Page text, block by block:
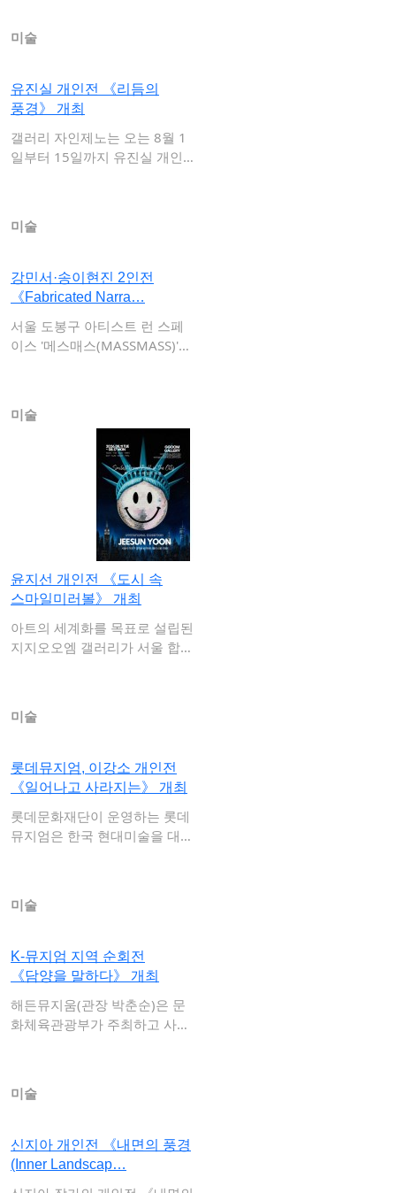
미술
유진실 개인전 《리듬의
풍경》 개최
갤러리 자인제노는 오는 8월 1
일부터 15일까지 유진실 개인
미술
강민서·송이현진 2인전
《Fabricated Narra…
서울 도봉구 아티스트 런 스페
이스 '메스매스(MASSMASS)'는
미술
윤지선 개인전 《도시 속
스마일미러볼》 개최
아트의 세계화를 목표로 설립된
지지오오엠 갤러리가 서울 합정
미술
롯데뮤지엄, 이강소 개인전
《일어나고 사라지는》 개최
롯데문화재단이 운영하는 롯데
뮤지엄은 한국 현대미술을 대표
미술
K-뮤지엄 지역 순회전
《담양을 말하다》 개최
해든뮤지움(관장 박춘순)은 문
화체육관광부가 주최하고 사단
미술
신지아 개인전 《내면의 풍경
(Inner Landscap…